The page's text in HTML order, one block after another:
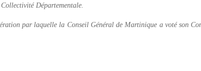
Départementale.
par laquelle la Conseil Général de Martinique a voté son